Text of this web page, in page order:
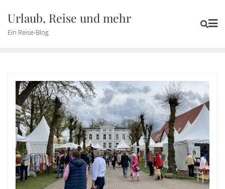
content
Urlaub, Reise und mehr
Ein Reise-Blog